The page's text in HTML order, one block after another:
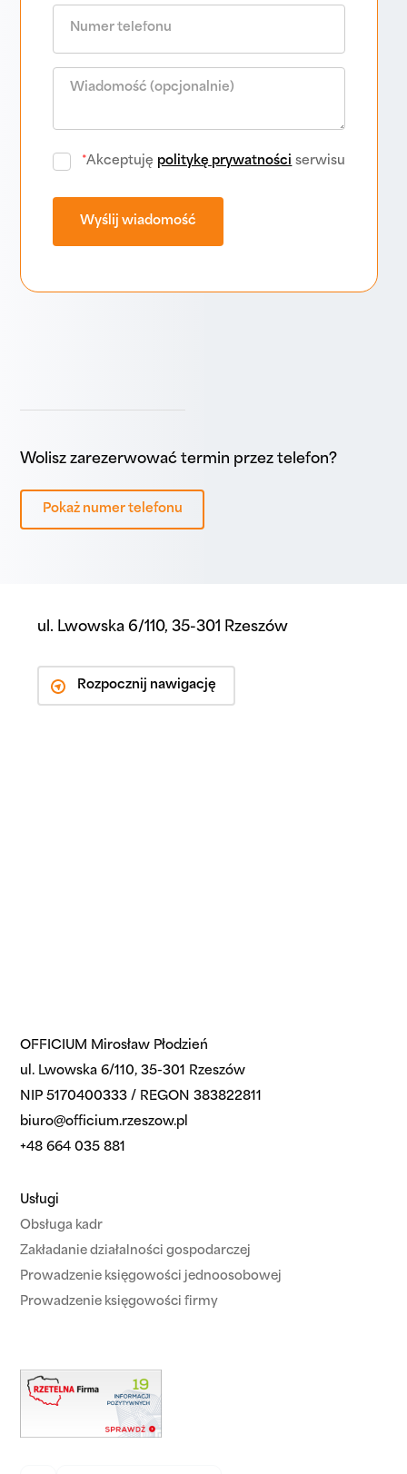
ul. Lwowska 6/110, 35-301 Rzeszów
Rozpocznij nawigację
Wolisz zarezerwować termin przez telefon?
Pokaż numer telefonu
*Akceptuję politykę prywatności serwisu
OFFICIUM Mirosław Płodzień
ul. Lwowska 6/110, 35-301 Rzeszów
NIP 5170400333 / REGON 383822811
biuro@officium.rzeszow.pl
+48 664 035 881
Usługi
Obsługa kadr
Zakładanie działalności gospodarczej
Prowadzenie księgowości jednoosobowej
Prowadzenie księgowości firmy